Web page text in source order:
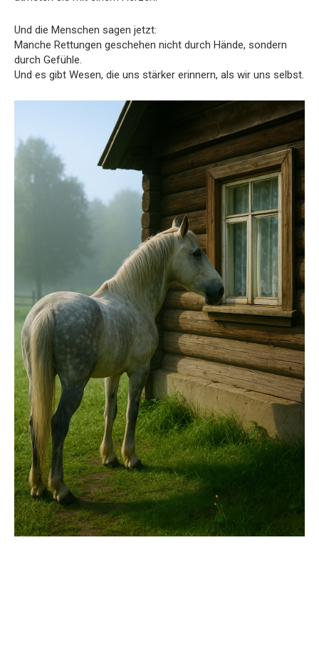
Und die Menschen sagen jetzt:
Manche Rettungen geschehen nicht durch Hände, sondern
durch Gefühle.
Und es gibt Wesen, die uns stärker erinnern, als wir uns selbst.